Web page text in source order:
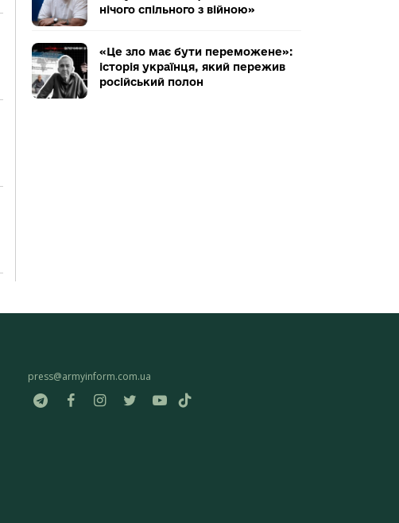
нічого спільного з війною»
«Це зло має бути переможене»:
історія українця, який пережив
російський полон
press@armyinform.com.ua